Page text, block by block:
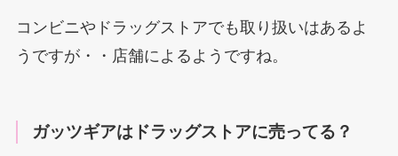
コンビニやドラッグストアでも取り扱いはあるよ
うですが・・店舗によるようですね。
ガッツギアはドラッグストアに売ってる？